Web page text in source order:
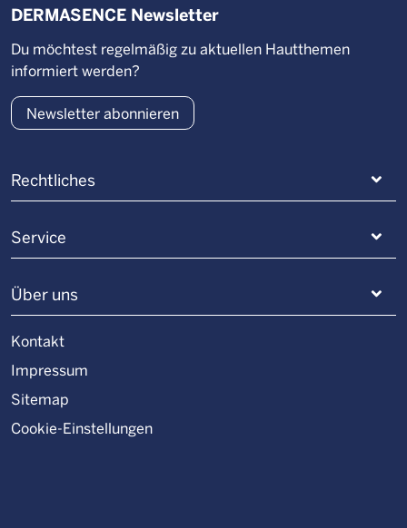
Rechtliches
Service
Über uns
Kontakt
Impressum
Sitemap
Cookie-Einstellungen
DERMASENCE Newsletter
Du möchtest regelmäßig zu aktuellen Hautthemen
informiert werden?
Newsletter abonnieren